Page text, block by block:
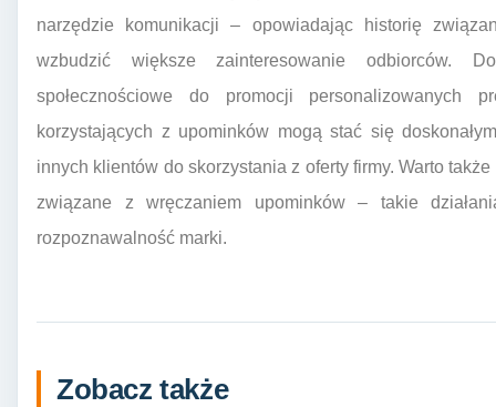
narzędzie komunikacji – opowiadając historię
wzbudzić większe zainteresowanie odbiorców.
społecznościowe do promocji personalizowanych
korzystających z upominków mogą stać się
innych klientów do skorzystania z oferty firmy. Warto
związane z wręczaniem upominków – takie
rozpoznawalność marki.
Zobacz także